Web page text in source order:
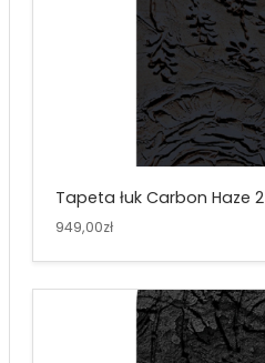
Tapeta łuk Carbon Haze 2
949,00zł